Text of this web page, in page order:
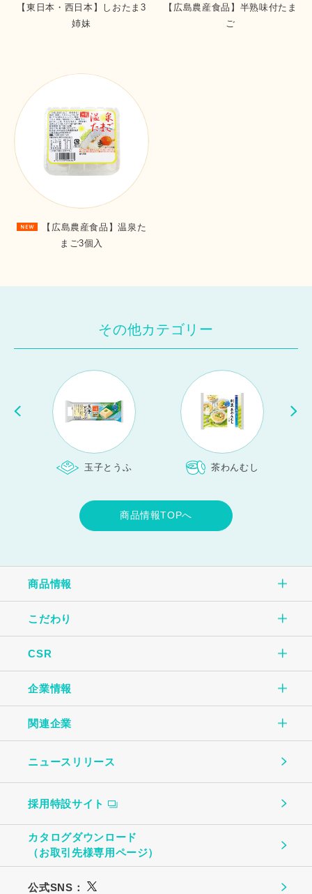
【東日本・西日本】しおたま3
姉妹
【広島農産食品】半熟味付たま
ご
【広島農産食品】温泉た
まご3個入
その他カテゴリー
玉子とうふ 茶わんむし
商品情報TOPへ
商品情報
商品情報TOP
オムレツ
温泉たまご・ゆで卵
こだわり
こだわりTOP
大切にしていること
ものづくり
CSR
CSR TOP
働く社員のために
企業情報
企業情報TOP
ご挨拶
会社概要
事業所・関連企業
関連企業
（株）中条たまご
中条たまご直売店
（株）ビッグエッグ札幌
（株）トーチク
ニュースリリース
採用特設サイト
カタログダウンロード
（お取引先様専用ページ）
公式SNS：